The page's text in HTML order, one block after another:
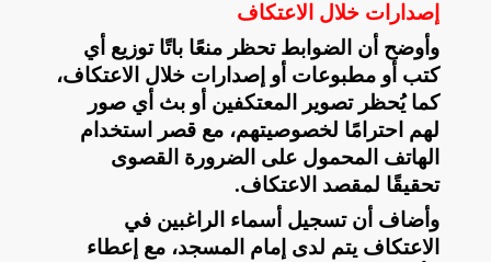
إصدارات خلال الاعتكاف
وأوضح أن الضوابط تحظر منعًا باتًا توزيع أي
كتب أو مطبوعات أو إصدارات خلال الاعتكاف،
كما يُحظر تصوير المعتكفين أو بث أي صور
لهم احترامًا لخصوصيتهم، مع قصر استخدام
الهاتف المحمول على الضرورة القصوى
تحقيقًا لمقصد الاعتكاف.
وأضاف أن تسجيل أسماء الراغبين في
الاعتكاف يتم لدى إمام المسجد، مع إعطاء